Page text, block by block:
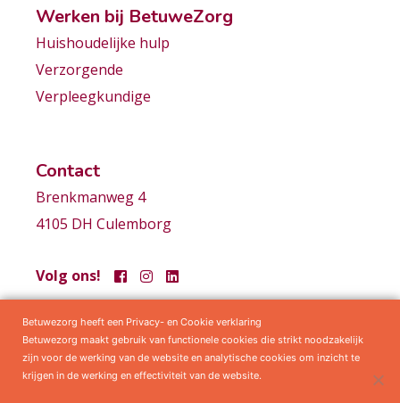
Werken bij BetuweZorg
Huishoudelijke hulp
Verzorgende
Verpleegkundige
Contact
Brenkmanweg 4
4105 DH Culemborg
Volg ons!
Samenwerkingen Privacy statement Algemene voorwaarden
Betuwezorg heeft een Privacy- en Cookie verklaring
Betuwezorg maakt gebruik van functionele cookies die strikt noodzakelijk
zijn voor de werking van de website en analytische cookies om inzicht te
krijgen in de werking en effectiviteit van de website.